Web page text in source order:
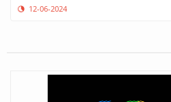
12-06-2024